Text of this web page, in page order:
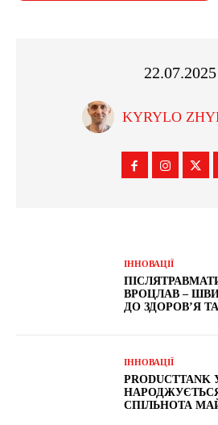
22.07.2025
KYRYLO
ІННОВАЦІЇ
ВРОЦЛАВ –
ДО ЗДОРОВ’Я
ІННОВАЦІЇ
СПІЛЬНОТА